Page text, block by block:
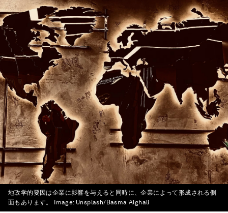
地政学的要因は企業に影響を与えると同時に、企業によって形成される側
面もあります。
Image: Unsplash/Basma Alghali